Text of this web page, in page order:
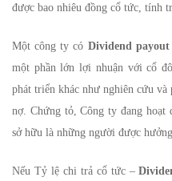
được bao nhiêu đồng cổ tức, tính
Một công ty có Dividend
một phần lớn lợi nhuận với cổ
phát triển khác như nghiên cứu
nợ. Chứng tỏ, Công ty đang hoạt
sở hữu là những người được
Nếu Tỷ lệ chi trả cổ tức –